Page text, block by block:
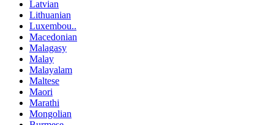
Latvian
Lithuanian
Luxembou..
Macedonian
Malagasy
Malay
Malayalam
Maltese
Maori
Marathi
Mongolian